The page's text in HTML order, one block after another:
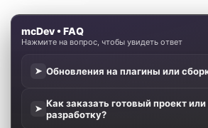
mcDev • FAQ
Нажмите на вопрос, чтобы увидеть ответ
➤ Обновления на плагины или
➤ Как заказать готовый проект
разработку?